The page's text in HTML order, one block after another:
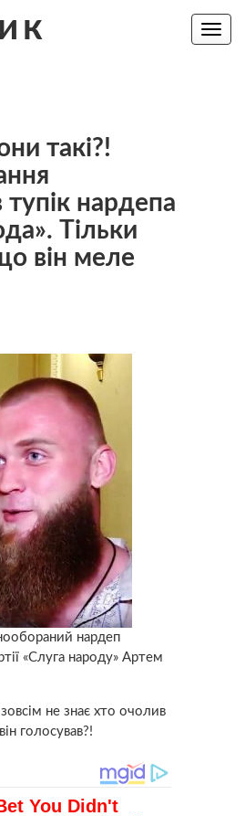
Toggle
такі?!
нардепа
Тільки
він меле
нардеп
«Слуга народу» Артем
не знає хто очолив
голосував?!